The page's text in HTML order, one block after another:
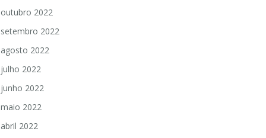
outubro 2022
setembro 2022
agosto 2022
julho 2022
junho 2022
maio 2022
abril 2022